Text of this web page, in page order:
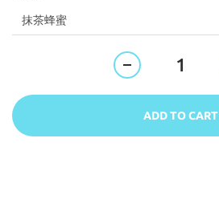
ADD TO CART